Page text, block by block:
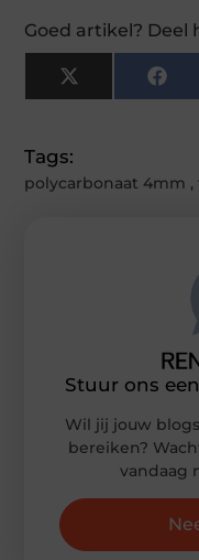
Goed artikel? Deel
X
(Twitter)
Tags:
polycarbonaat 4mm ,
Stuur ons
Wil jij jouw
bereiken?
vandaag